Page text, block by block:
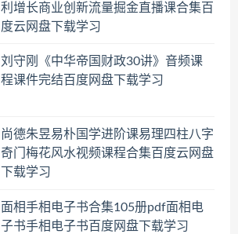
利增长商业创新流量掘金直播课合集百
度云网盘下载学习
刘守刚《中华帝国财政30讲》音频课
程课件完结百度网盘下载学习
尚德朱昱易朴国学进阶课易理四柱八字
奇门梅花风水视频课程合集百度云网盘
下载学习
面相手相电子书合集105册pdf面相电
子书手相电子书百度网盘下载学习